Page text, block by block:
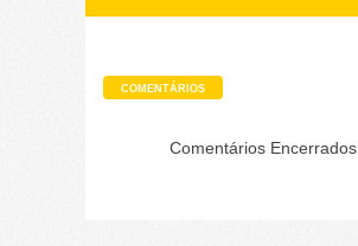
COMENTÁRIOS
Comentários Encerrados.